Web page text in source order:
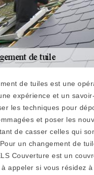
de tuiles est une
expérience et un
les techniques pour
et poser les
de casser celles qui
un changement de
Couverture est un
appeler si vous résidez